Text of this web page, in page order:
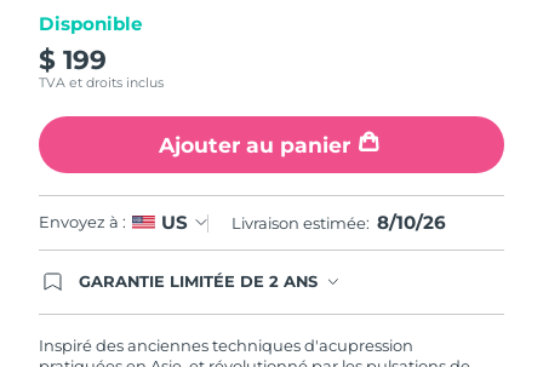
Disponible
$ 199
TVA et droits inclus
Ajouter au panier
Envoyez à : US Livraison estimée: 8/10/26
GARANTIE LIMITÉE DE 2 ANS
FOREO. Cela signifie que si vous rencontrez des
Inspiré des anciennes techniques d'acupression
Turquie
Royaume-Uni Livraison estimée 8/9/26
États-Unis Livraison estimée8/10/26
Ouzbékistan Livraison estimée